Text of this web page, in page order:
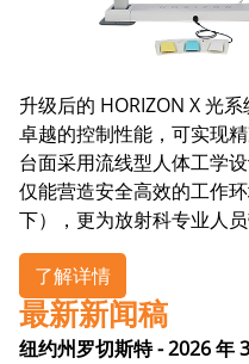
升级后的 HORIZON X 光
卓越的控制性能，可实现
台面采用流线型人体工学
仅能营造安全高效的工作
下），更为放射科专业人
了解详情
最新新闻稿
纽约州罗切斯特 - 2026 年